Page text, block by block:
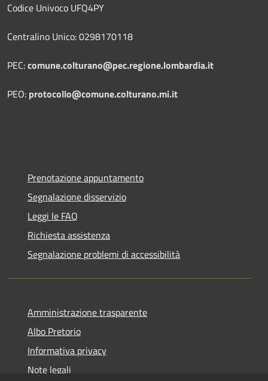
Codice Univoco UFQ4PY
Centralino Unico: 0298170118
PEC:comune.colturano@pec.regione.lombardia.it
PEO: protocollo@comune.colturano.mi.it
Prenotazione appuntamento
Segnalazione disservizio
Leggi le FAQ
Richiesta assistenza
Segnalazione problemi di accessibilità
Amministrazione trasparente
Albo Pretorio
Informativa privacy
Note legali